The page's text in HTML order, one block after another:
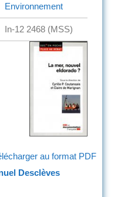
Environnement
In-12 2468 (MSS)
au format PDF
Desclèves